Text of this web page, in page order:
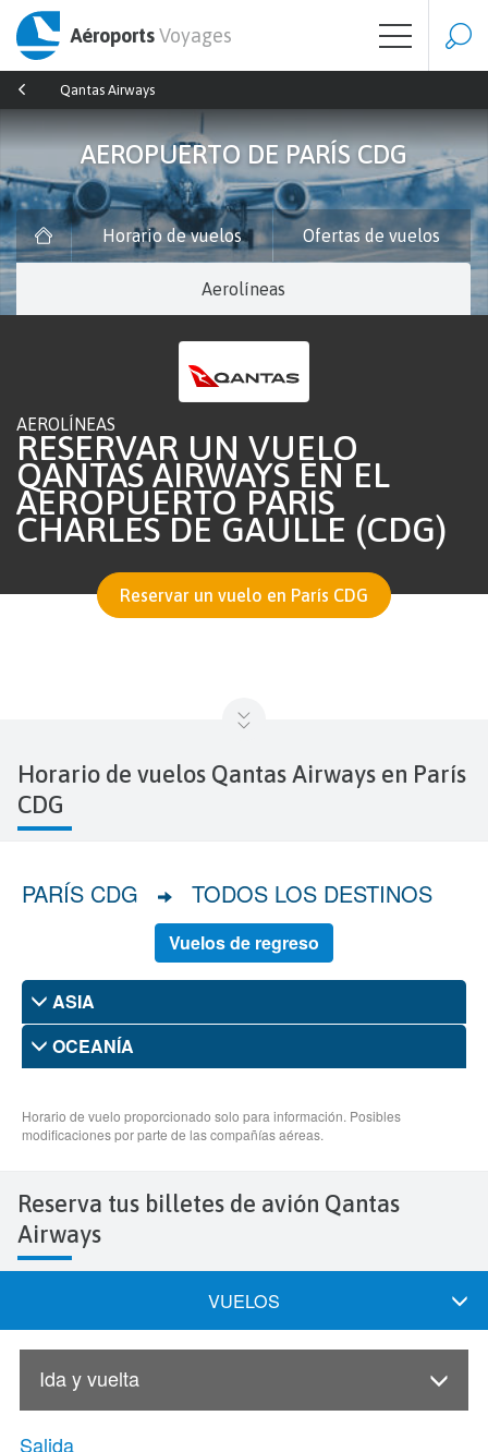
AéroportsVoyages
Qantas Airways
AEROPUERTO DE PARÍS CDG
Horario de vuelos Ofertas de vuelos
Aerolíneas
AEROLÍNEAS
RESERVAR UN VUELO
QANTAS AIRWAYS EN EL
AEROPUERTO PARIS
CHARLES DE GAULLE (CDG)
Reservar un vuelo en París CDG
Horario de vuelos Qantas Airways en París
CDG
Reserva tus billetes de avión Qantas
Airways